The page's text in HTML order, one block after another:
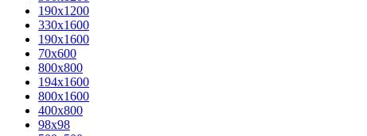
190x1200
330x1600
190x1600
70x600
800x800
194x1600
800x1600
400х800
98x98